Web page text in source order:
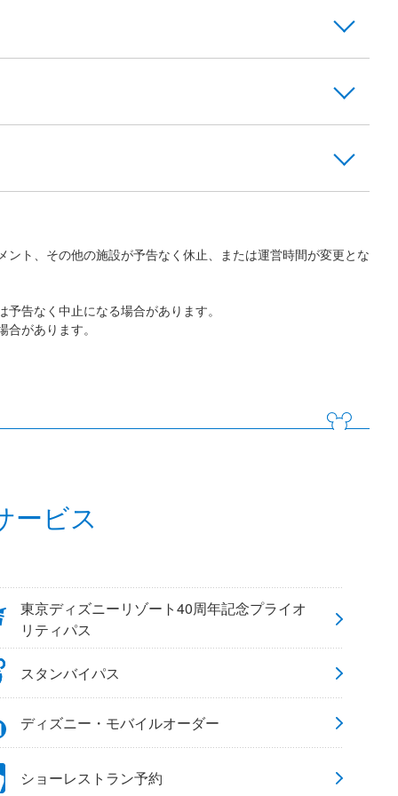
ト、その他の施設が予告なく休止、または運営時間が変更とな
告なく中止になる場合があります。
があります。
ービス
東京ディズニーリゾート40周年記念プライオ
リティパス
スタンバイパス
ディズニー・モバイルオーダー
ショーレストラン予約